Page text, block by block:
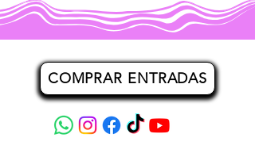
COMPRAR ENTRADAS